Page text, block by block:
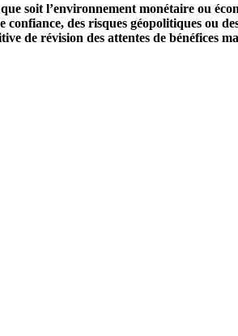
soit l’environnement monétaire ou
des risques géopolitiques ou
de révision des attentes de bénéfices